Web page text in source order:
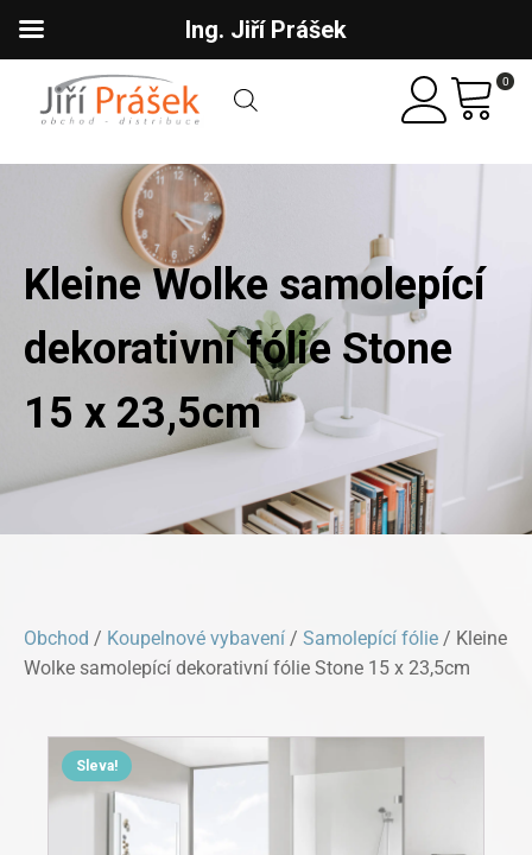
0
Kleine Wolke samolepící
dekorativní fólie Stone
15 x 23,5cm
Obchod / Koupelnové vybavení / Samolepící fólie / Kleine
Wolke samolepící dekorativní fólie Stone 15 x 23,5cm
Sleva!
Ing. Jiří Prášek